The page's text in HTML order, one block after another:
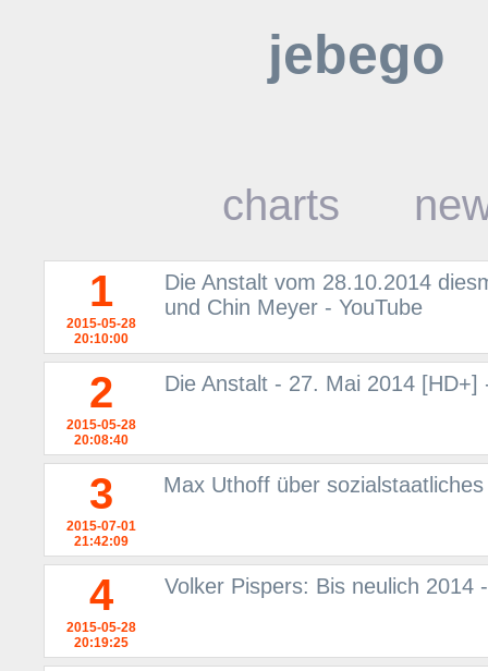
jebego
charts
1
2015-05-28
20:10:00
Die Anstalt vom 28.10.2014
und Chin Meyer - YouTube
2
2015-05-28
20:08:40
Die Anstalt - 27. Mai 2014 [HD+]
3
2015-07-01
21:42:09
Max Uthoff über
4
2015-05-28
20:19:25
Volker Pispers: Bis neulich 2014